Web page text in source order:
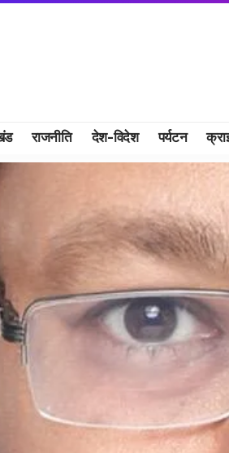
राजनीति देश-विदेश पर्यटन